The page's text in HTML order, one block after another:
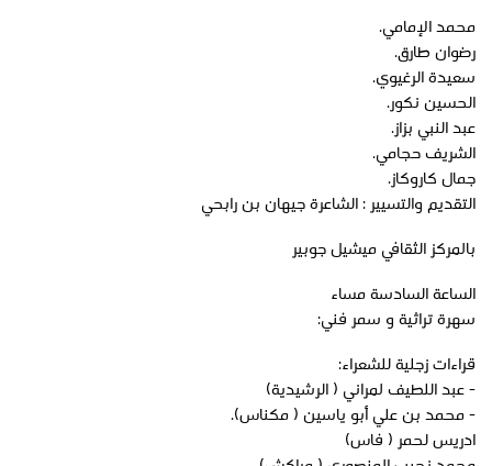
محمد الإمامي.
رضوان طارق.
سعيدة الرغيوي.
الحسين نكور.
عبد النبي بزاز.
الشريف حجامي.
جمال كاروكاز.
التقديم والتسيير : الشاعرة جيهان بن رابحي
بالمركز الثقافي ميشيل جوبير
الساعة السادسة مساء
سهرة تراثية و سمر فني:
قراءات زجلية للشعراء:
- عبد اللطيف لمراني ( الرشيدية)
- محمد بن علي أبو ياسين ( مكناس).
ادريس لحمر ( فاس)